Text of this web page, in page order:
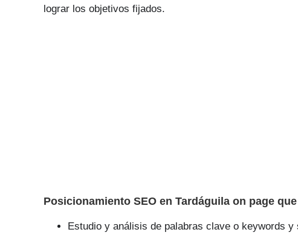
lograr los objetivos fijados.
Posicionamiento SEO en Tardáguila on page
Estudio y análisis de palabras clave o keywords